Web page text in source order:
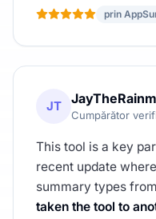
prin
JT
Cumpărător
This tool is a key
recent update
summary types
taken the tool to